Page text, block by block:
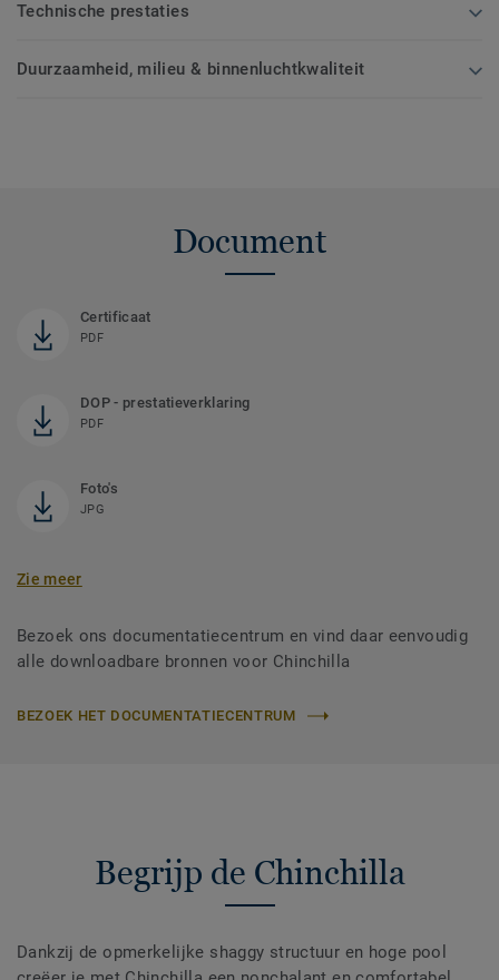
Technische prestaties
Duurzaamheid, milieu & binnenluchtkwaliteit
Document
Certificaat
PDF
DOP - prestatieverklaring
PDF
Foto's
JPG
Zie meer
Bezoek ons documentatiecentrum en vind daar eenvoudig
alle downloadbare bronnen voor Chinchilla
BEZOEK HET DOCUMENTATIECENTRUM
Begrijp de Chinchilla
Dankzij de opmerkelijke shaggy structuur en hoge pool